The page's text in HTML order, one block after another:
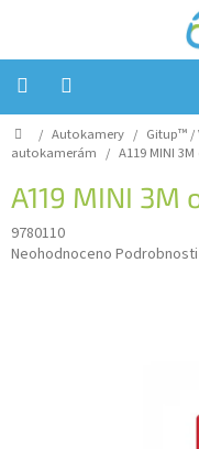
Úvod
Obchodní
podmínky
Domů
/ Autokamery / Gitup™ /
autokamerám / A119 MINI
A119 MINI
9780110
Průměrné
Neohodnoceno